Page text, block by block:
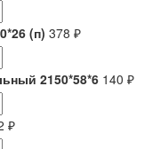
(п) 378 ₽
2150*58*6 140 ₽
₽